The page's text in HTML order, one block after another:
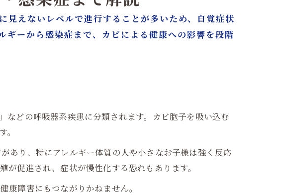
見えないレベルで進行することが多いため、自覚症状
ーから感染症まで、カビによる健康への影響を段階
などの呼吸器系疾患に分類されます。カビ胞子を吸い込む
あり、特にアレルギー体質の人や小さなお子様は強く反応
促進され、症状が慢性化する恐れもあります。
康障害にもつながりかねません。